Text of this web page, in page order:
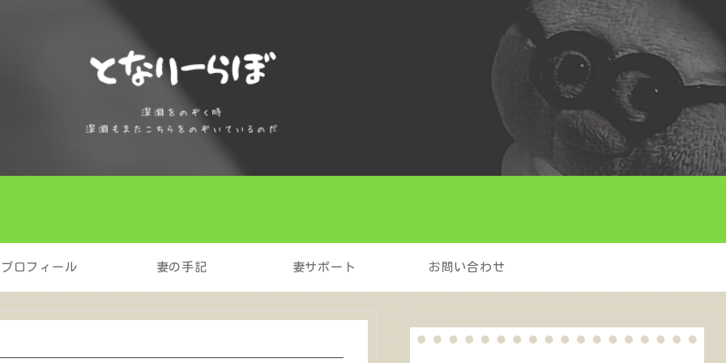
プロフィール 妻の手記 妻サポート お問い合わせ